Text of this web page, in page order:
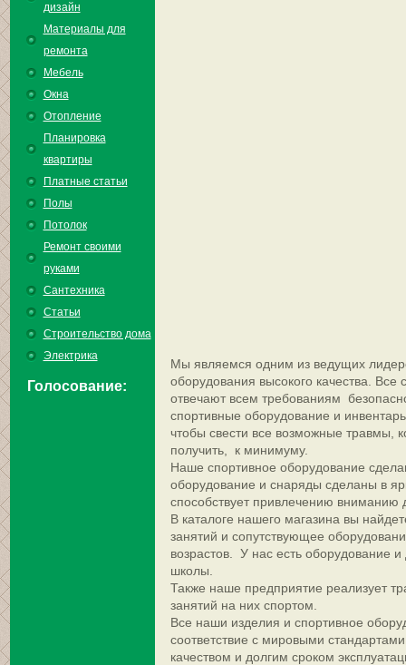
дизайн
Материалы для
ремонта
Мебель
Окна
Отопление
Планировка
квартиры
Платные статьи
Полы
Потолок
Ремонт своими
руками
Сантехника
Статьи
Строительство дома
Электрика
Голосование:
Мы являемся одним из ведущих
оборудования высокого качества. Все
отвечают всем требованиям
спортивные оборудование и
чтобы свести все возможные травмы,
получить, к минимуму.
Наше спортивное оборудование
оборудование и снаряды сделаны в
способствует привлечению вниманию
В каталоге нашего магазина вы
занятий и сопутствующее
возрастов. У нас есть оборудование и
школы.
Также наше предприятие реализует
занятий на них спортом.
Все наши изделия и спортивное
соответствие с мировыми
качеством и долгим сроком